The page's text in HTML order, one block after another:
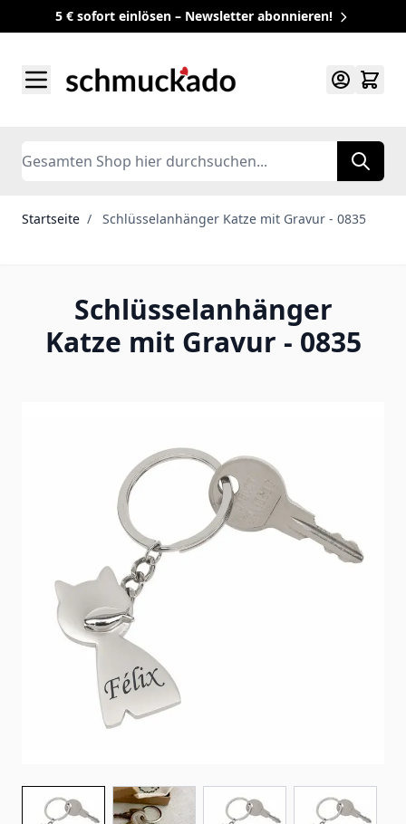
5 € sofort einlösen – Newsletter abonnieren!
Search
Startseite / Schlüsselanhänger Katze mit Gravur - 0835
Schlüsselanhänger
Katze mit Gravur - 0835